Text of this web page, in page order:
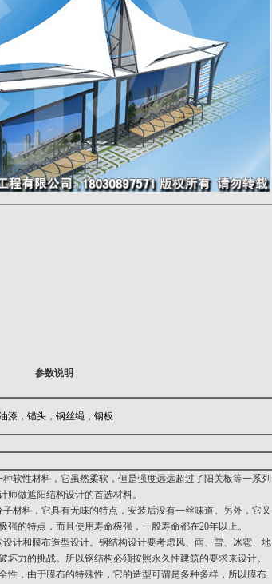
参数说明
漆，锚头，钢丝绳，钢板
软性材料，它虽然柔软，但是强度远远超过了阳关板等一系列
师做遮阳结构设计的首选材料。
材料，它具有无味的特点，安装后没有一丝味道。另外，它又
强的特点，而且使用寿命极强，一般寿命都在20年以上。
计和膜布造型设计。钢结构设计要考虑风、雨、雪、冰雹、地
坏力的挑战。所以钢结构必须按照永久性建筑的要求来设计。
性，由于膜布的特殊性，它的造型可谓是多种多样，所以膜布